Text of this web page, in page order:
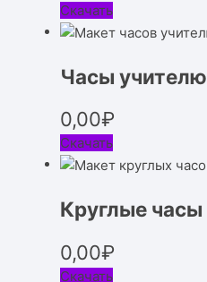
Скачать
Часы учителю
0,00₽
Скачать
Круглые часы
0,00₽
Скачать